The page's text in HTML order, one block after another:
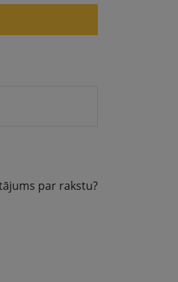
par rakstu?